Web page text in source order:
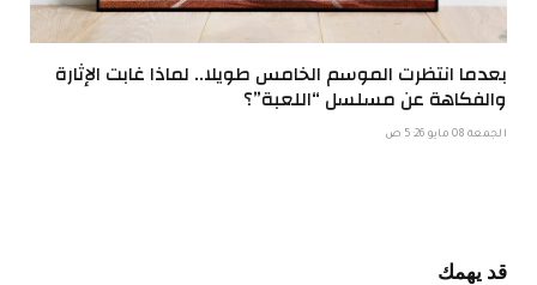
بعدما انتظرت الموسم الخامس طويلا.. لماذا غابت الإثارة
والفكاهة عن مسلسل “اللعبة”؟
الجمعة 08 مايو 5:26 ص
قد يهمك